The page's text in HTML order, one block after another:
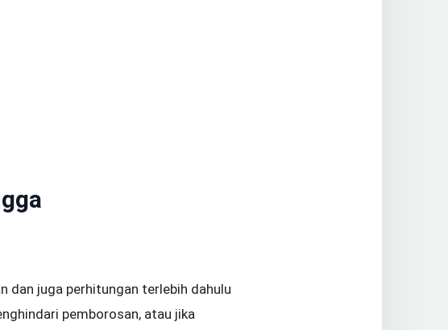
dan juga perhitungan terlebih dahulu
pemborosan, atau jika